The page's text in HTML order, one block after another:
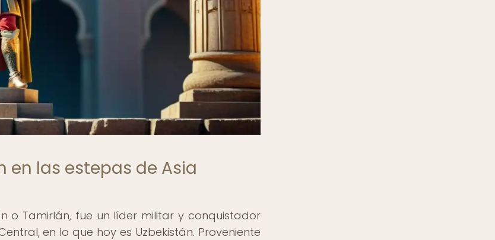
en las estepas de Asia
o Tamirlán, fue un líder militar y conquistador
en lo que hoy es Uzbekistán. Proveniente